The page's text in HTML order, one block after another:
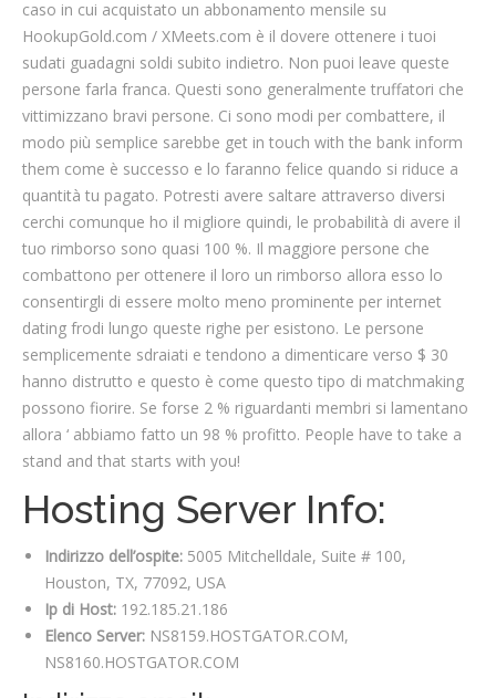
caso in cui acquistato un abbonamento mensile su
HookupGold.com / XMeets.com è il dovere ottenere i tuoi
sudati guadagni soldi subito indietro. Non puoi leave queste
persone farla franca. Questi sono generalmente truffatori che
vittimizzano bravi persone. Ci sono modi per combattere, il
modo più semplice sarebbe get in touch with the bank inform
them come è successo e lo faranno felice quando si riduce a
quantità tu pagato. Potresti avere saltare attraverso diversi
cerchi comunque ho il migliore quindi, le probabilità di avere il
tuo rimborso sono quasi 100 %. Il maggiore persone che
combattono per ottenere il loro un rimborso allora esso lo
consentirgli di essere molto meno prominente per internet
dating frodi lungo queste righe per esistono. Le persone
semplicemente sdraiati e tendono a dimenticare verso $ 30
hanno distrutto e questo è come questo tipo di matchmaking
possono fiorire. Se forse 2 % riguardanti membri si lamentano
allora ‘ abbiamo fatto un 98 % profitto. People have to take a
stand and that starts with you!
Hosting Server Info:
Indirizzo dell’ospite: 5005 Mitchelldale, Suite # 100,
Houston, TX, 77092, USA
Ip di Host: 192.185.21.186
Elenco Server: NS8159.HOSTGATOR.COM,
NS8160.HOSTGATOR.COM